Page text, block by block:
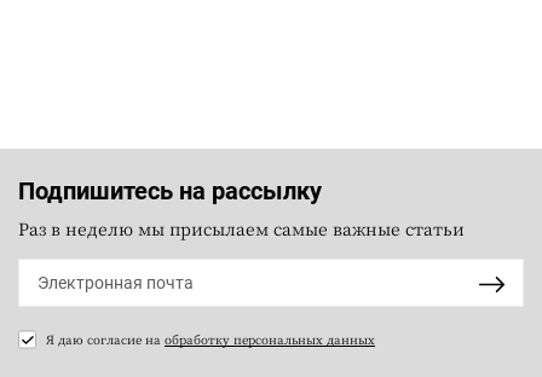
Подпишитесь на рассылку
Раз в неделю мы присылаем самые важные статьи
Я даю согласие на обработку персональных данных